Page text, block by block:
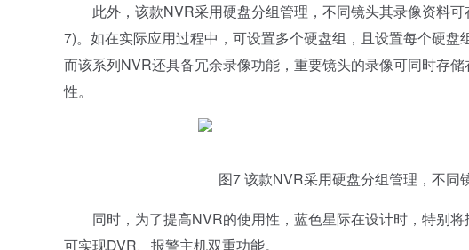
此外，该款NVR采用硬盘分组管理，不同镜头其录像资料可
7)。如在实际应用过程中，可设置多个硬盘组，且设置每个硬
而该系列NVR还具备冗余录像功能，重要镜头的录像可同时存
性。
图7 该款NVR采用硬盘分组管理，不同
同时，为了提高NVR的使用性，蓝色星际在设计时，特别将
可实现DVR、报警主机双重功能。